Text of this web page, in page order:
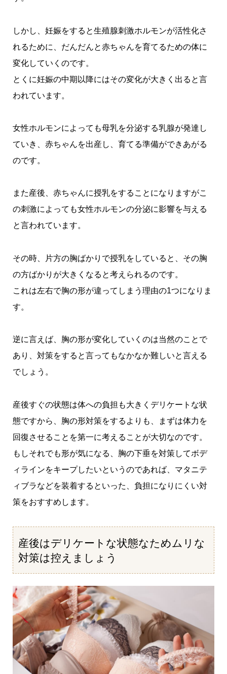
しかし、妊娠をすると生殖腺刺激ホルモンが活性化さ
れるために、だんだんと赤ちゃんを育てるための体に
変化していくのです。
とくに妊娠の中期以降にはその変化が大きく出ると言
われています。
女性ホルモンによっても母乳を分泌する乳腺が発達し
ていき、赤ちゃんを出産し、育てる準備ができあがる
のです。
また産後、赤ちゃんに授乳をすることになりますがこ
の刺激によっても女性ホルモンの分泌に影響を与える
と言われています。
その時、片方の胸ばかりで授乳をしていると、その胸
の方ばかりが大きくなると考えられるのです。
これは左右で胸の形が違ってしまう理由の1つになりま
す。
逆に言えば、胸の形が変化していくのは当然のことで
あり、対策をすると言ってもなかなか難しいと言える
でしょう。
産後すぐの状態は体への負担も大きくデリケートな状
態ですから、胸の形対策をするよりも、まずは体力を
回復させることを第一に考えることが大切なのです。
もしそれでも形が気になる、胸の下垂を対策してボデ
ィラインをキープしたいというのであれば、マタニテ
ィブラなどを装着するといった、負担になりにくい対
策をおすすめします。
産後はデリケートな状態なためムリな
対策は控えましょう